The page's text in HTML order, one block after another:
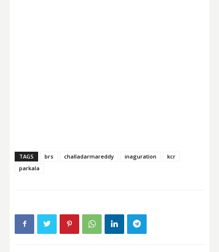
TAGS brs challadarmareddy inaguration
kcr
parkala